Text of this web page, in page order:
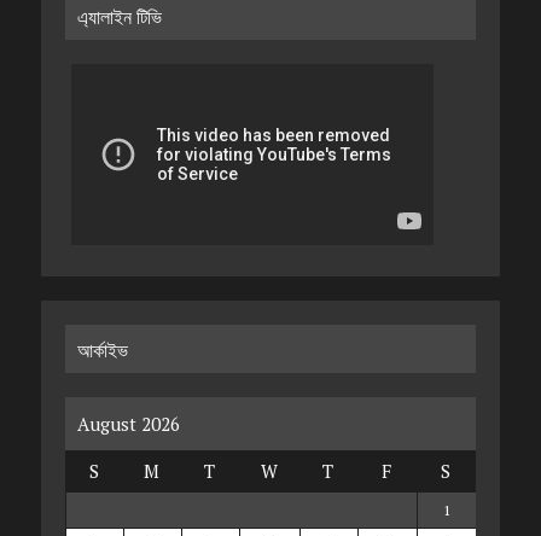
এ্যালাইন টিভি
আর্কাইভ
August 2026
S
M T W T F S
1